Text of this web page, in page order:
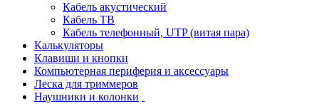
Кабель акустический
Кабель ТВ
Кабель телефонный, UTP (витая пара)
Калькуляторы
Клавиши и кнопки
Компьютерная периферия и аксессуары
Леска для триммеров
Наушники и колонки